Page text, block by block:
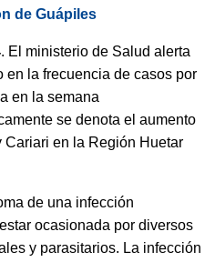
de Guápiles
. El ministerio de Salud alerta
en la frecuencia de casos por
en la semana
se denota el aumento
en la Región Huetar
de una infección
ocasionada por diversos
y parasitarios. La infección